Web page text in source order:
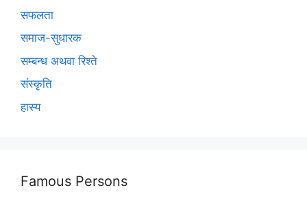
सफलता
समाज-सुधारक
सम्बन्ध अथवा रिश्ते
संस्कृति
हास्य
Famous Persons